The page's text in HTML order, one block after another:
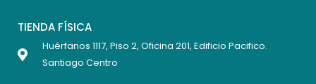
TIENDA FÍSICA
Huérfanos 1117, Piso 2, Oficina 201, Edificio Pacifico.
Santiago Centro